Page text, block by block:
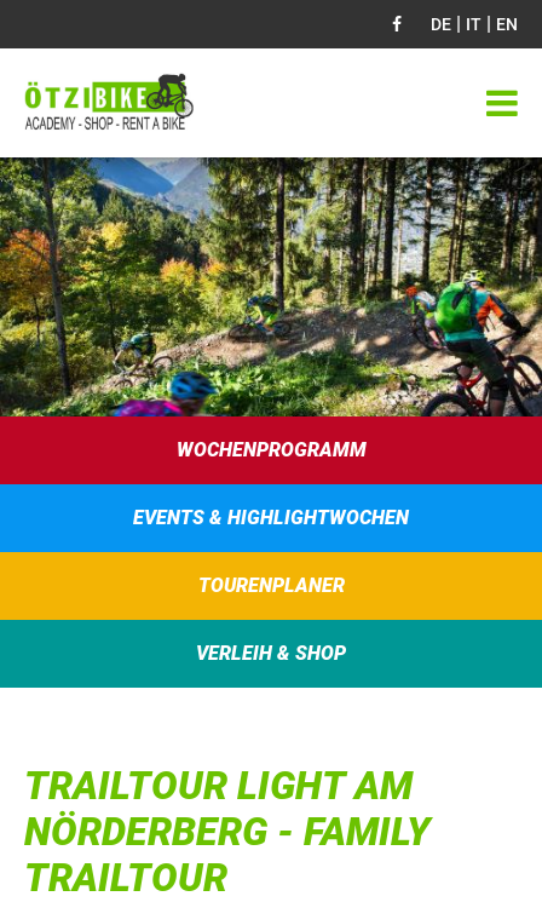
DE | IT | EN
WOCHENPROGRAMM
EVENTS & HIGHLIGHTWOCHEN
TOURENPLANER
VERLEIH & SHOP
TRAILTOUR LIGHT AM
NÖRDERBERG - FAMILY
TRAILTOUR